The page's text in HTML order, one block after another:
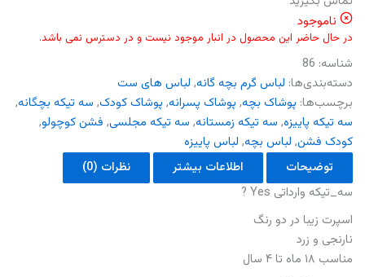
ناموجود
در حال حاضر این محصول در انبار موجود نیست و در دسترس نمی باشد.
شناسه: 86
دسته‌بندی‌ها: لباس گرم بچه گانه, لباس های ست
برچسب‌ها: پوشاک بچه, پوشاک پسرانه, پوشاک کودک, سه تیکه بچگانه,
سه تیکه پاییزه, سه تیکه زمستانه, سه تیکه مجلسی, فشن کوچولو,
کودک فشن, لباس بچه, لباس پاییزه
توضیحات
اطلاعات بیشتر
نظرات (0)
سه_تیکه وارداتی Yes ?
اسپرت زیبا در دو رنگ
نارنجی و زرد
مناسب ۱۸ ماه تا ۴ سال